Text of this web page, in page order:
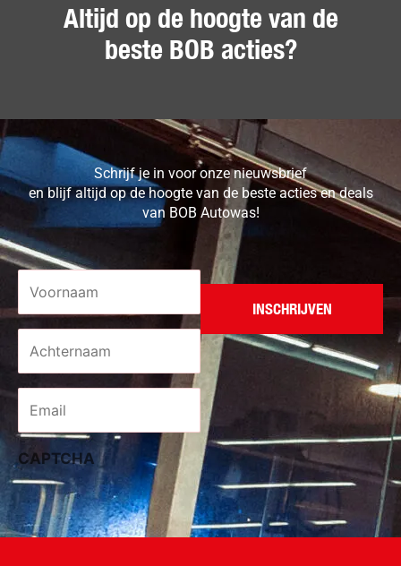
Altijd op de hoogte van de
beste BOB acties?
Schrijf je in voor onze nieuwsbrief
en blijf altijd op de hoogte van de beste acties en deals
van BOB Autowas!
CAPTCHA